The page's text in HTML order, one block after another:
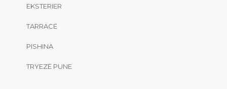
EKSTERIER
TARRACË
PISHINA
TRYEZË PUNE